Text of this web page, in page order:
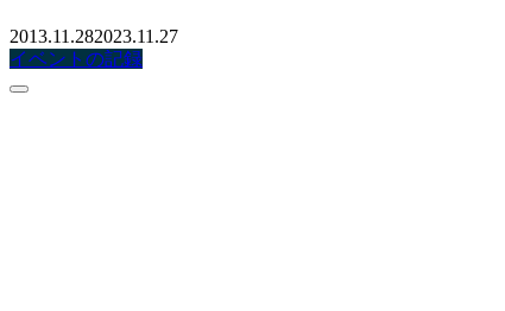
2013.11.282023.11.27
イベントの記録